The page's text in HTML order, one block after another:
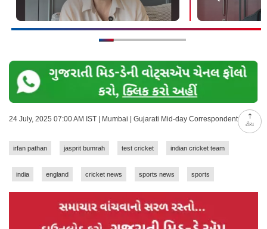
ટોચ
24 July, 2025 07:00 AM IST | Mumbai | Gujarati Mid-day Correspondent
irfan pathan jasprit bumrah test cricket indian cricket team
india england cricket news sports news sports